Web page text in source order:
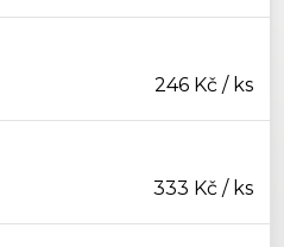
246 Kč / ks
333 Kč / ks